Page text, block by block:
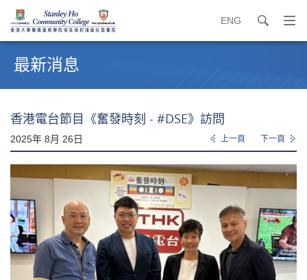
ENG search
打
開
始
最新消息
香港電台節目《奮發時刻 - #DSE》訪問
2025年 8月 26日 上一頁 下一頁